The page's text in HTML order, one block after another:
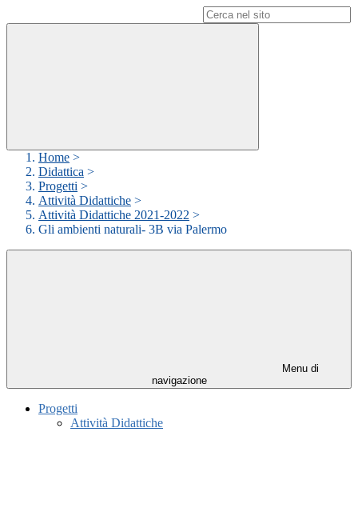
Home >
Didattica >
Progetti >
Attività Didattiche >
Attività Didattiche 2021-2022 >
Gli ambienti naturali- 3B via Palermo
Menu di
navigazione
Progetti
Attività Didattiche